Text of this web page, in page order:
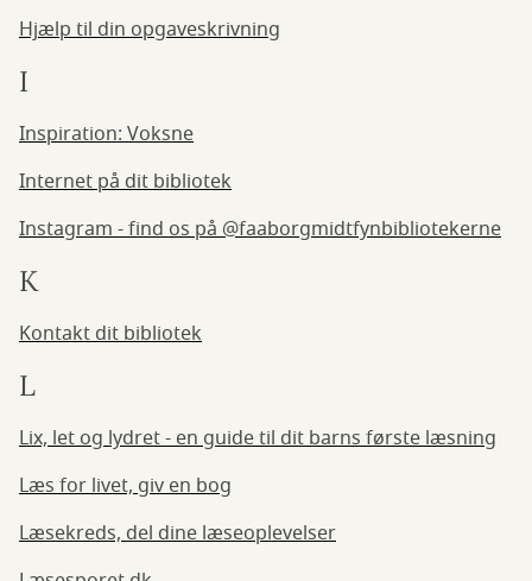
Hjælp til din opgaveskrivning
I
Inspiration: Voksne
Internet på dit bibliotek
Instagram - find os på @faaborgmidtfynbibliotekerne
K
Kontakt dit bibliotek
L
Lix, let og lydret - en guide til dit barns første læsning
Læs for livet, giv en bog
Læsekreds, del dine læseoplevelser